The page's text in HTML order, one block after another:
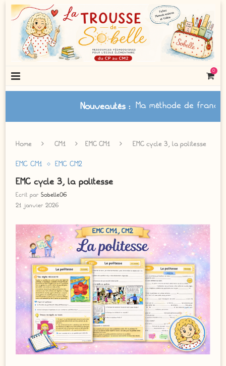
0
Nouveautés: Ma méthode de français à jour
Home CM1 EMC CM1 EMC cycle 3, la politesse
EMC CM1 EMC CM2
EMC cycle 3, la politesse
Ecrit parSobelle06
21 janvier 2026